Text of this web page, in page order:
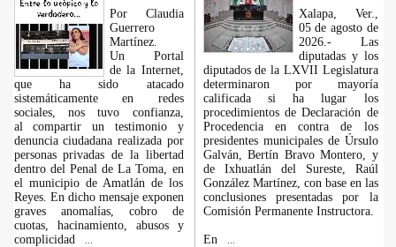
Por Claudia
Guerrero
Martínez.
​Un Portal
de la Internet,
que ha sido atacado
sistemáticamente en redes
sociales, nos tuvo confianza,
al compartir un testimonio y
denuncia ciudadana realizada por
personas privadas de la libertad
dentro del Penal de La Toma, en
el municipio de Amatlán de los
Reyes. En dicho mensaje exponen
graves anomalías, cobro de
cuotas, hacinamiento, abusos y
complicidad
Xalapa, Ver.,
05 de agosto de
2026.- Las
diputadas y los
diputados de la LXVII Legislatura
determinaron por mayoría
calificada si ha lugar los
procedimientos de Declaración de
Procedencia en contra de los
presidentes municipales de Úrsulo
Galván, Bertín Bravo Montero, y
de Ixhuatlán del Sureste, Raúl
González Martínez, con base en las
conclusiones presentadas por la
Comisión Permanente Instructora.
En